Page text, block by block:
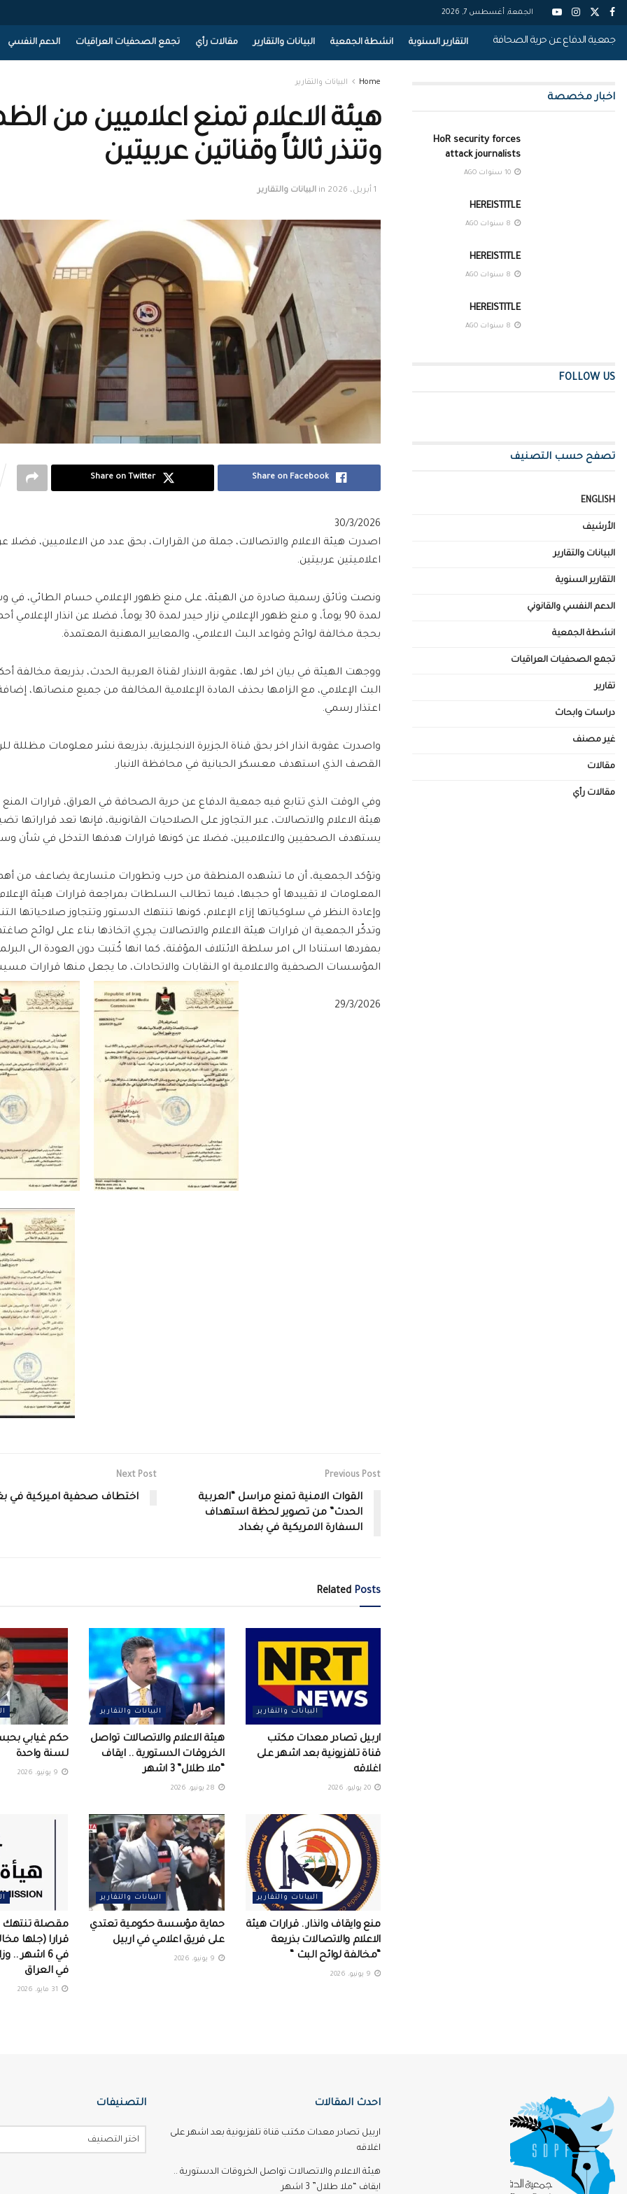
الجمعة, أغسطس 7, 2026
جمعية الدفاع عن حرية الصحافة التقارير السنوية انشطة الجمعية البيانات والتقارير مقالات رأي تجمع الصحفيات العراقيات الدعم النفسي
Home البيانات والتقارير
هيئة الاعلام تمنع اعلاميين من
وتنذر ثالثاً وقناتين عربيتين
1 أبريل، 2026 in البيانات والتقارير
Share on Facebook
Share on Twitter
30/3/2026
اصدرت هيئة الاعلام والاتصالات، جملة من القرارات، بحق عدد من الاعلاميين،
اعلاميتين عربيتين.
ونصت وثائق رسمية صادرة من الهيئة، على منع ظهور الإعلامي حسام الطائي، في
لمدة 90 يوماً، و منع ظهور الإعلامي نزار حيدر لمدة 30 يوماً، فضلا عن
بحجة مخالفة لوائح وقواعد البث الاعلامي، والمعايير المهنية المعتمدة.
ووجهت الهيئة في بيان اخر لها، عقوبة الانذار لقناة العربية الحدث، بذريعة مخالفة
البث الإعلامي، مع الزامها بحذف المادة الإعلامية المخالفة من جميع منصاتها،
اعتذار رسمي.
واصدرت عقوبة انذار اخر بحق قناة الجزيرة الانجليزية، بذريعة نشر معلومات مظللة
القصف الذي استهدف معسكر الحبانية في محافظة الانبار.
وفي الوقت الذي تتابع فيه جمعية الدفاع عن حرية الصحافة في العراق، قرارات المنع
هيئة الاعلام والاتصالات، عبر التجاوز على الصلاحيات القانونية، فإنها تعد قراراتها
يستهدف الصحفيين والاعلاميين، فضلا عن كونها قرارات هدفها التدخل في شأن
وتؤكد الجمعية، أن ما تشهده المنطقة من حرب وتطورات متسارعة يضاعف من
المعلومات لا تقييدها أو حجبها، فيما تطالب السلطات بمراجعة قرارات هيئة الإعلام
وإعادة النظر في سلوكياتها إزاء الإعلام، كونها تنتهك الدستور وتتجاوز صلاحياتها
وتدكّر الجمعية ان قرارات هيئة الاعلام والاتصالات يجري اتخاذها بناء على لوائح
بمفردها استنادا الى امر سلطة الائتلاف المؤقتة، كما انها كُتبت دون العودة الى
المؤسسات الصحفية والاعلامية او النقابات والاتحادات، ما يجعل منها قرارات
29/3/2026
Previous Post
القوات الامنية تمنع مراسل “العربية
الحدث” من تصوير لحظة استهداف
السفارة الامريكية في بغداد
Next Post
اختطاف صحفية اميركية في
Related Posts
البيانات والتقارير
اربيل تصادر معدات مكتب
قناة تلفزيونية بعد اشهر على
اغلاقه
البيانات والتقارير
هيئة الاعلام والاتصالات تواصل
الخروقات الدستورية .. ايقاف
“ملا طلال” 3 اشهر
حكم غيابي
لسنة واحدة
البيانات والتقارير
منع وايقاف وانذار.. قرارات هيئة
الاعلام والاتصالات بذريعة
“مخالفة لوائح البث “
البيانات والتقارير
حماية مؤسسة حكومية تعتدي
على فريق اعلامي في اربيل ‏
في 6 اشهر ..
في العراق
اخبار مخصصة
HoR security forces
attack journalists
HEREISTITLE
HEREISTITLE
HEREISTITLE
FOLLOW US
تصفح حسب التصنيف
ENGLISH
الأرشيف
البيانات والتقارير
التقارير السنوية
الدعم النفسي والقانوني
انشطة الجمعية
تجمع الصحفيات العراقيات
تقارير
دراسات وابحاث
غير مصنف
مقالات
مقالات رأي
احدث المقالات
اربيل تصادر معدات مكتب قناة تلفزيونية بعد اشهر على
اغلاقه
هيئة الاعلام والاتصالات تواصل الخروقات الدستورية ..
ايقاف “ملا طلال” 3 اشهر
التصنيفات
اختر التصنيف